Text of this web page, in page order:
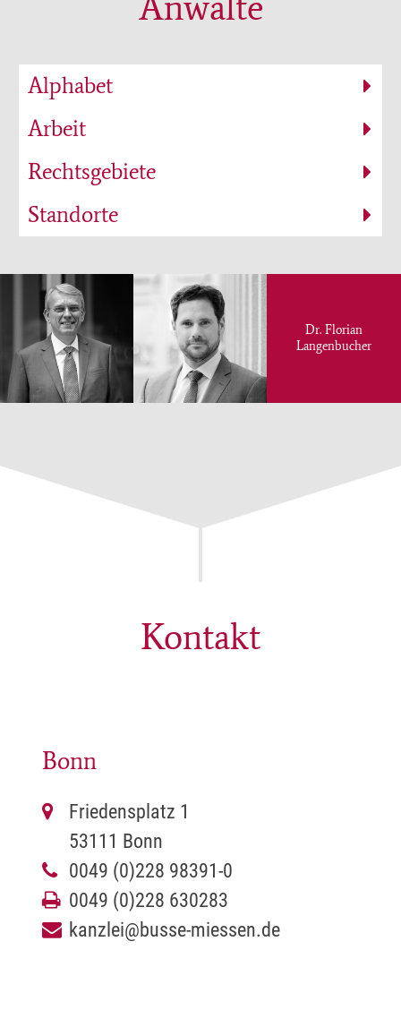
Alphabet
Arbeit
Rechtsgebiete
Standorte
Dr. Florian
Langenbucher
Kontakt
Bonn
Friedensplatz 1
53111 Bonn
0049 (0)228 98391-0
0049 (0)228 630283
kanzlei@busse-miessen.de